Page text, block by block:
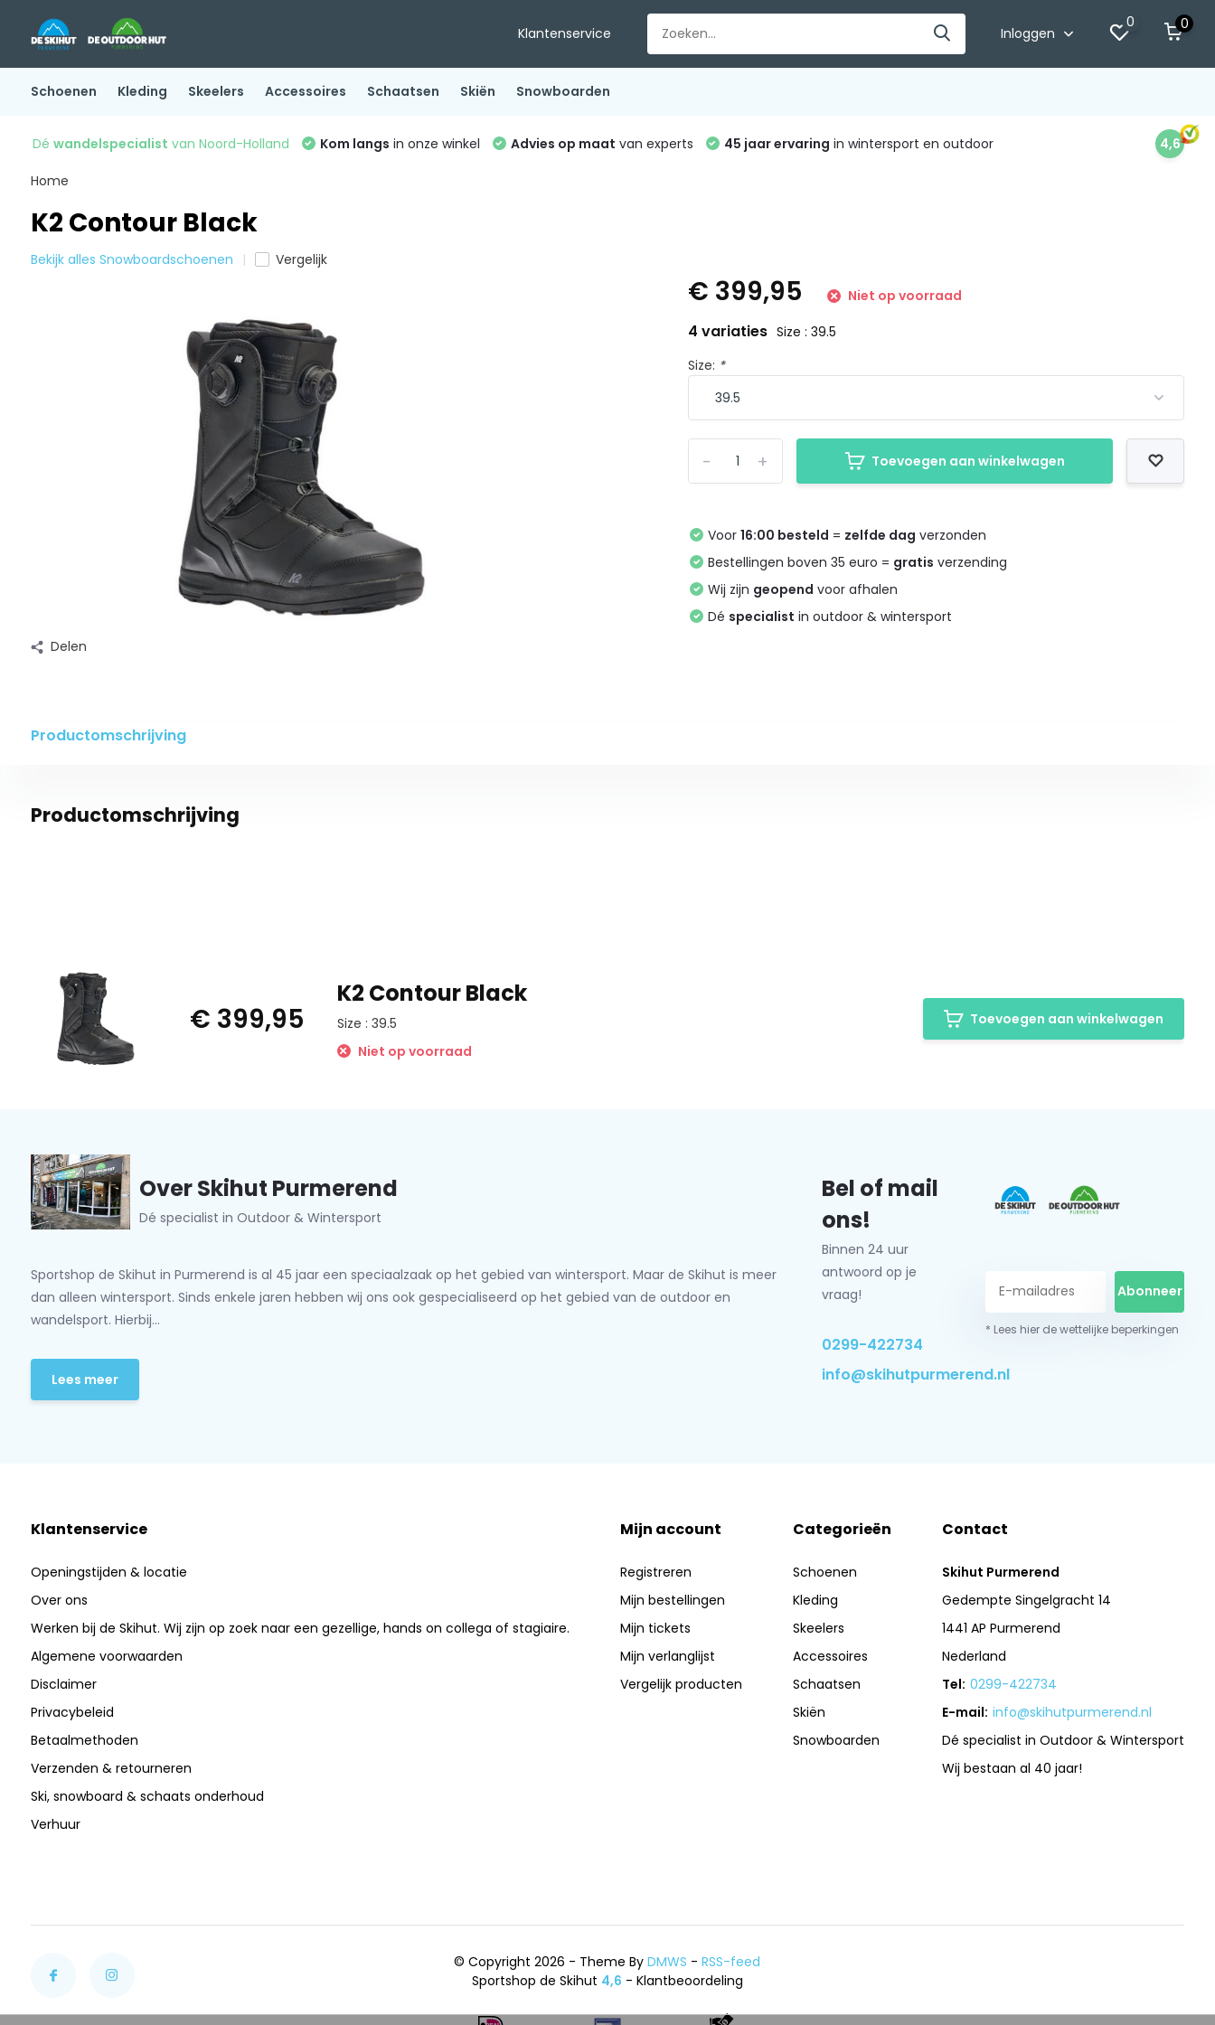
Klantenservice Inloggen
0 0
Schoenen Kleding Skeelers Accessoires Schaatsen Skiën Snowboarden
Dé wandelspecialist van Noord-Holland Kom langs in onze winkel Advies op maat van experts 45 jaar ervaring in wintersport en outdoor 4,6
Home
K2 Contour Black
Bekijk alles Snowboardschoenen Vergelijk
Delen
€ 399,95 Niet op voorraad
4 variaties Size : 39.5
Size: *
+
- Toevoegen aan winkelwagen
Voor16:00 besteld = zelfde dag verzonden
Bestellingen boven 35 euro = gratis verzending
Wij zijn geopend voor afhalen
Dé specialist in outdoor & wintersport
Productomschrijving
Productomschrijving
€ 399,95
K2 Contour Black
Size : 39.5
Niet op voorraad
Toevoegen aan winkelwagen
Over Skihut Purmerend
Dé specialist in Outdoor & Wintersport
Sportshop de Skihut in Purmerend is al 45 jaar een speciaalzaak op het gebied van wintersport. Maar de Skihut is meer
dan alleen wintersport. Sinds enkele jaren hebben wij ons ook gespecialiseerd op het gebied van de outdoor en
wandelsport. Hierbij...
Lees meer
Bel of mail
ons!
Binnen 24 uur
antwoord op je
vraag!
0299-422734
info@skihutpurmerend.nl
Abonneer
* Lees hier de wettelijke beperkingen
Klantenservice
Openingstijden & locatie
Over ons
Werken bij de Skihut. Wij zijn op zoek naar een gezellige, hands on collega of stagiaire.
Algemene voorwaarden
Disclaimer
Privacybeleid
Betaalmethoden
Verzenden & retourneren
Ski, snowboard & schaats onderhoud
Verhuur
Mijn account
Registreren
Mijn bestellingen
Mijn tickets
Mijn verlanglijst
Vergelijk producten
Categorieën
Schoenen
Kleding
Skeelers
Accessoires
Schaatsen
Skiën
Snowboarden
Contact
Skihut Purmerend
Gedempte Singelgracht 14
1441 AP Purmerend
Nederland
Tel: 0299-422734
E-mail: info@skihutpurmerend.nl
Dé specialist in Outdoor & Wintersport
Wij bestaan al 40 jaar!
© Copyright 2026 - Theme ByDMWS -RSS-feed
Sportshop de Skihut 4,6 - Klantbeoordeling